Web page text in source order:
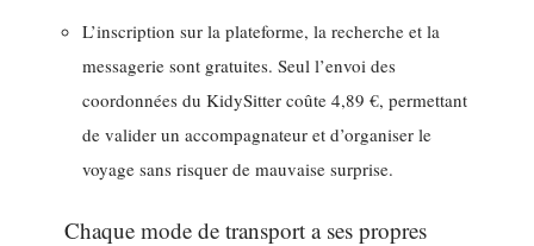
L’inscription sur la plateforme, la recherche et la
messagerie sont gratuites. Seul l’envoi des
coordonnées du KidySitter coûte 4,89 €, permettant
de valider un accompagnateur et d’organiser le
voyage sans risquer de mauvaise surprise.
Chaque mode de transport a ses propres